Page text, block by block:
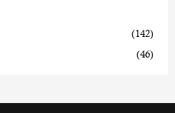
(142)
(46)